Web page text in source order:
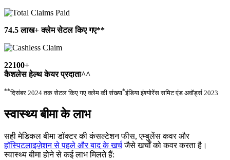
74.5 लाख+ क्लेम सेटल किए गए**
22100+
कैशलेस हेल्थ केयर प्रदाता^^
**दिसंबर 2024 तक सेटल किए गए क्लेम की संख्या*इंडिया इंश्योरेंस समिट एंड अवॉर्ड्स 2023
स्वास्थ्य बीमा के लाभ
सही मेडिकल बीमा डॉक्टर की कंसल्टेशन फीस, एम्बुलेंस कवर और
हॉस्पिटलाइज़ेशन से पहले और बाद के खर्चजैसे खर्चों को कवर करता है।
स्वास्थ्य बीमा होने से कई लाभ मिलते हैं: